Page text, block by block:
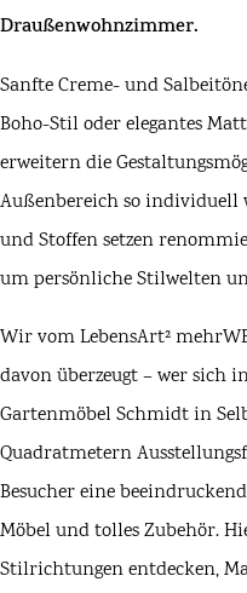
Draußenwohnzimmer.
Sanfte Creme- und
Boho-Stil oder elegantes
erweitern die
Außenbereich so individuell
und Stoffen setzen
um persönliche Stilwelten
Wir vom LebensArt²
davon überzeugt – wer sich
Gartenmöbel Schmidtin
Quadratmetern
Besucher eine
Möbel und tolles Zubehör.
Stilrichtungen entdecken,